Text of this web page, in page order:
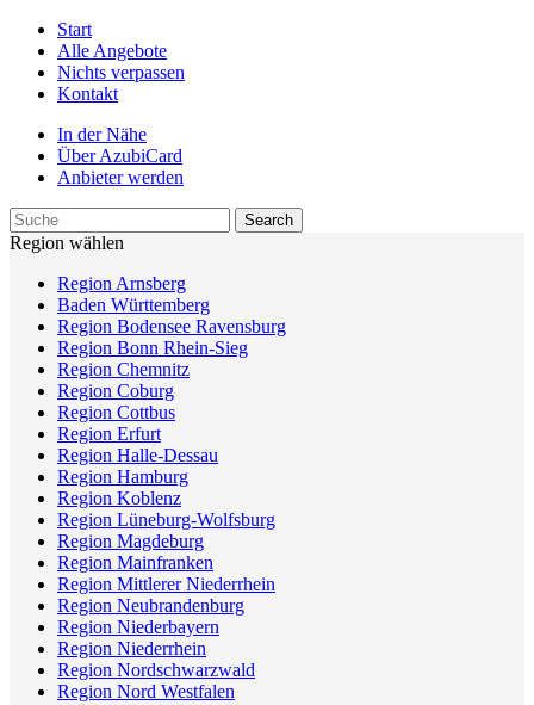
Start
Alle Angebote
Nichts verpassen
Kontakt
In der Nähe
Über AzubiCard
Anbieter werden
Region wählen
Region Arnsberg
Baden Württemberg
Region Bodensee Ravensburg
Region Bonn Rhein-Sieg
Region Chemnitz
Region Coburg
Region Cottbus
Region Erfurt
Region Halle-Dessau
Region Hamburg
Region Koblenz
Region Lüneburg-Wolfsburg
Region Magdeburg
Region Mainfranken
Region Mittlerer Niederrhein
Region Neubrandenburg
Region Niederbayern
Region Niederrhein
Region Nordschwarzwald
Region Nord Westfalen